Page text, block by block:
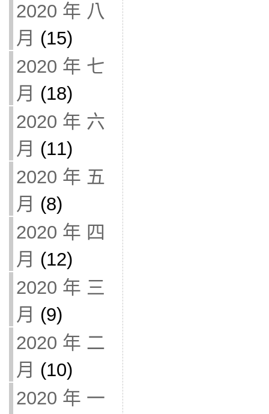
2020 年 八
月 (15)
2020 年 七
月 (18)
2020 年 六
月 (11)
2020 年 五
月 (8)
2020 年 四
月 (12)
2020 年 三
月 (9)
2020 年 二
月 (10)
2020 年 一